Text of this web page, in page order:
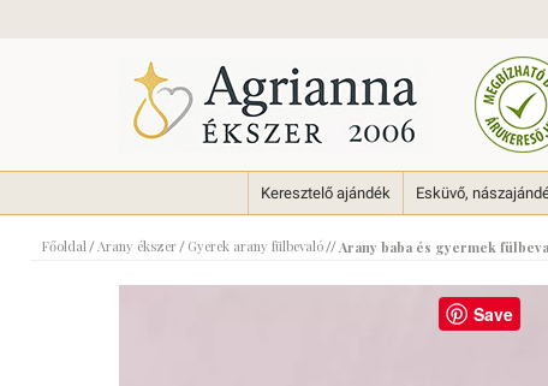
Keresztelő ajándék Esküvő,
Főoldal/Arany ékszer/ Gyerek arany fülbevaló//Arany baba és gyermek
Save